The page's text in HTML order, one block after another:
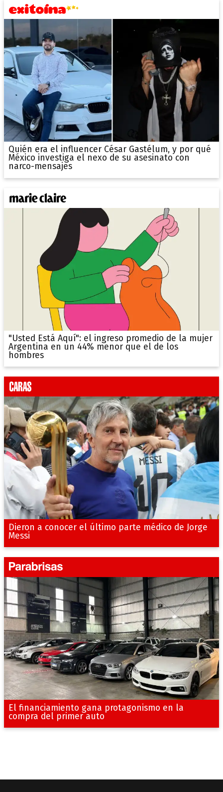
Quién era el influencer César Gastélum, y por qué
México investiga el nexo de su asesinato con
narco-mensajes
"Usted Está Aquí": el ingreso promedio de la mujer
Argentina en un 44% menor que el de los
hombres
Dieron a conocer el último parte médico de Jorge
Messi
El financiamiento gana protagonismo en la
compra del primer auto